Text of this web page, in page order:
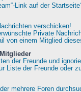
Link auf der
verschicken!
Private
von einem Mitglied
der Freunde und
Liste der Freunde oder
mehrere Foren